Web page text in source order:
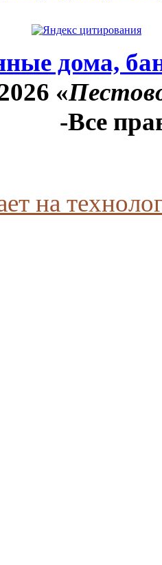
дома,
«
-Все
на